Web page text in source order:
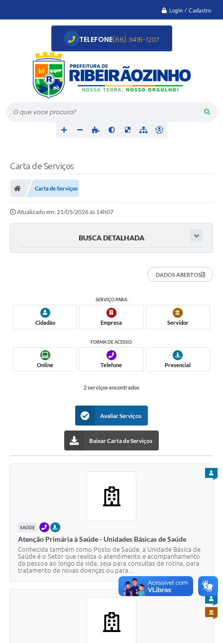
Login / Cadastro
O que voce procura?
TELEFONE(66) 3415-1207
Carta de Serviços
Carta de Serviços
Atualizado em: 21/05/2026 às 14h07
BUSCA DETALHADA
DADOS ABERTOS
SERVIÇO PARA:
Cidadão Empresa Servidor
FORMA DE ACESSO:
Online Telefone Presencial
2 serviços encontrados
Avaliar Serviços
Baixar Carta de Serviços
SAÚDE TELEFONEPRESENCIAL
Atenção Primária à Saúde - Unidades Básicas de Saúde
Conhecida também como Posto de Saúde, a Unidade Básica de
Saúde é o Setor que realiza o atendimento e acompanhamento
da pessoa ao longo da vida, seja para consultas de rotina, para
tratamento de novas doenças ou para...
PARA